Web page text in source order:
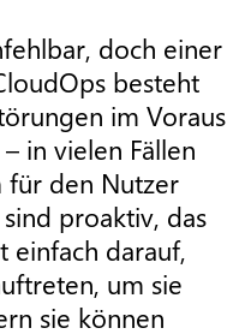
doch einer
besteht
im Voraus
in vielen Fällen
für den Nutzer
proaktiv, das
einfach darauf,
um sie
sie können